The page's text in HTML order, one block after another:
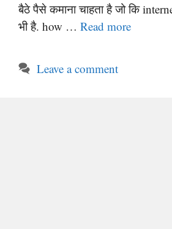
बैठे पैसे कमाना चाहता है जो कि
भी है. how … Read more
Leave a comment